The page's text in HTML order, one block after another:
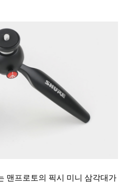
맨프로토의 픽시 미니 삼각대가